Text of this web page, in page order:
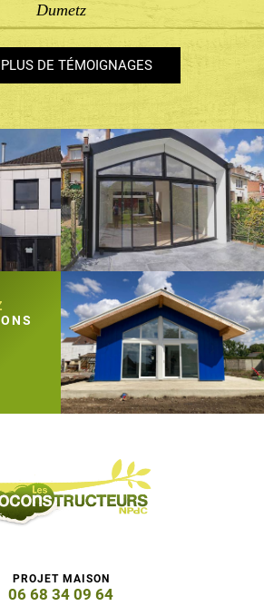
Dumetz
DE TÉMOIGNAGES
PROJET MAISON
06 68 34 09 64